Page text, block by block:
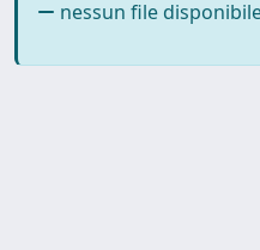
nessun file